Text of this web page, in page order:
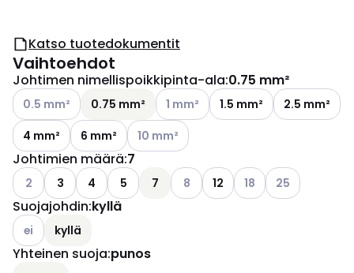
Katso tuotedokumentit
Vaihtoehdot
Johtimen nimellispoikkipinta-ala:0.75 mm²
Katso käytettävissä olevat vaihtoehdot
0.5 mm² 0.75 mm² Katso käytettävissä olevat
1 mm² 1.5 mm²
2.5 mm²
4 mm²
6 mm² Katso käytettävissä olevat vaihtoehdot
10 mm²
Johtimien määrä:7
Katso käytettävissä olevat vaihtoehdot
2 3 4 5 7 Katso käytettävissä olevat
8 12 Katso käytettävissä
18 Katso
25
Suojajohdin:kyllä
Katso käytettävissä olevat vaihtoehdot
ei kyllä
Yhteinen suoja:punos